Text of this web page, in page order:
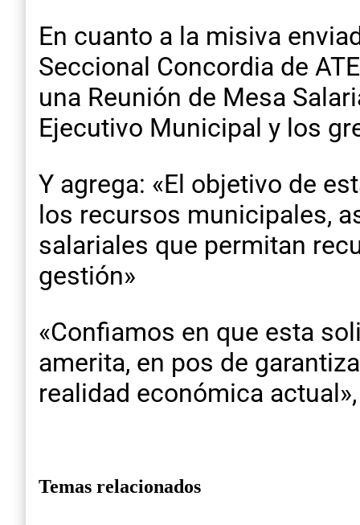
En cuanto a la misiva
Seccional Concordia de
una Reunión de Mesa
Ejecutivo Municipal y los
Y agrega: «El objetivo de
los recursos municipales,
salariales que permitan
gestión»
«Confiamos en que esta
amerita, en pos de
realidad económica
Temas relacionados